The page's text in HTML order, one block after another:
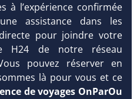
avec
à l’expérience confirmée
assistance dans les
pour joindre votre
H24 de notre réseau
pouvez réserver en
là pour vous et ce
de voyages OnParOu